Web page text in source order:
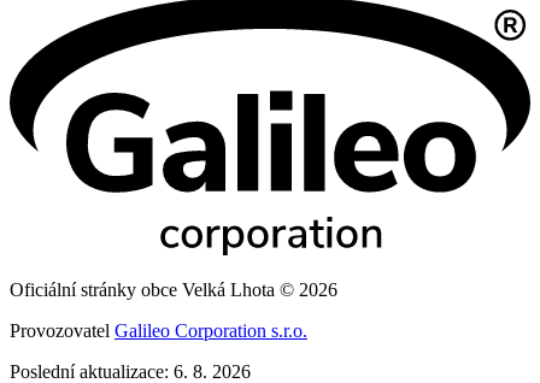
Oficiální stránky obce Velká Lhota © 2026
Provozovatel Galileo Corporation s.r.o.
Poslední aktualizace: 6. 8. 2026